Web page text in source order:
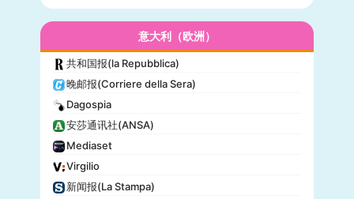
意大利（欧洲）
共和国报(la Repubblica)
晚邮报(Corriere della Sera)
Dagospia
安莎通讯社(ANSA)
Mediaset
Virgilio
新闻报(La Stampa)